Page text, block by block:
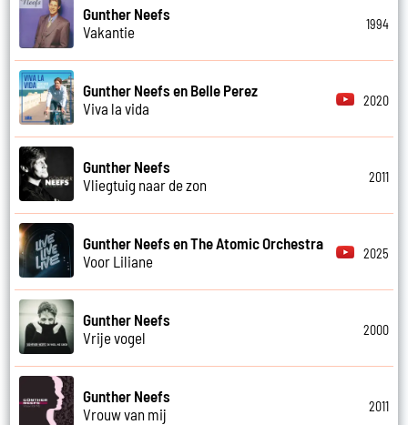
Gunther Neefs
Vakantie
1994
Gunther Neefs en Belle Perez
Viva la vida
2020
Gunther Neefs
Vliegtuig naar de zon
2011
Gunther Neefs en The Atomic Orchestra
Voor Liliane
2025
Gunther Neefs
Vrije vogel
2000
Gunther Neefs
Vrouw van mij
2011